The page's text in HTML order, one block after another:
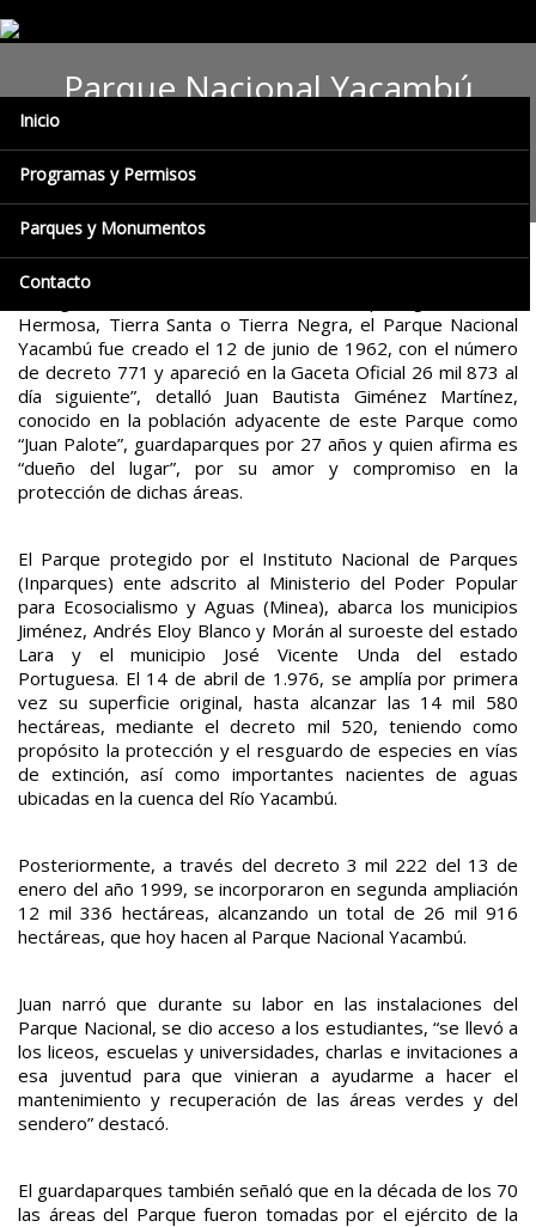
Inicio
Programas y Permisos
Parques y Monumentos
Contacto
Parque Nacional Yacambú
arriba a 56 años de historia y
compromiso con el ambiente
“Yacambú significa Boca Grande, es una palabra de nuestros
Hermosa, Tierra Santa o Tierra Negra, el Parque Nacional
Yacambú fue creado el 12 de junio de 1962, con el número
de decreto 771 y apareció en la Gaceta Oficial 26 mil 873 al
día siguiente”, detalló Juan Bautista Giménez Martínez,
conocido en la población adyacente de este Parque como
“Juan Palote”, guardaparques por 27 años y quien afirma es
“dueño del lugar”, por su amor y compromiso en la
protección de dichas áreas.
El Parque protegido por el Instituto Nacional de Parques
(Inparques) ente adscrito al Ministerio del Poder Popular
para Ecosocialismo y Aguas (Minea), abarca los municipios
Jiménez, Andrés Eloy Blanco y Morán al suroeste del estado
Lara y el municipio José Vicente Unda del estado
Portuguesa. El 14 de abril de 1.976, se amplía por primera
vez su superficie original, hasta alcanzar las 14 mil 580
hectáreas, mediante el decreto mil 520, teniendo como
propósito la protección y el resguardo de especies en vías
de extinción, así como importantes nacientes de aguas
ubicadas en la cuenca del Río Yacambú.
Posteriormente, a través del decreto 3 mil 222 del 13 de
enero del año 1999, se incorporaron en segunda ampliación
12 mil 336 hectáreas, alcanzando un total de 26 mil 916
hectáreas, que hoy hacen al Parque Nacional Yacambú.
Juan narró que durante su labor en las instalaciones del
Parque Nacional, se dio acceso a los estudiantes, “se llevó a
los liceos, escuelas y universidades, charlas e invitaciones a
esa juventud para que vinieran a ayudarme a hacer el
mantenimiento y recuperación de las áreas verdes y del
sendero” destacó.
El guardaparques también señaló que en la década de los 70
las áreas del Parque fueron tomadas por el ejército de la